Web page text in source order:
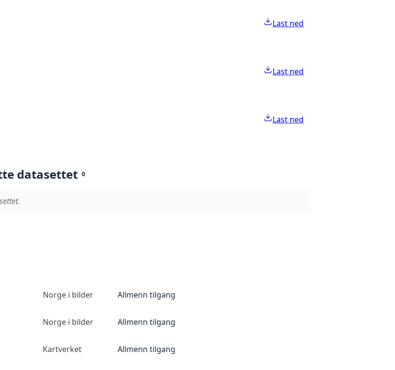
Last ned
Last ned
Last ned
datasettet 0
Norge i bilder Allmenn tilgang
Norge i bilder Allmenn tilgang
Kartverket Allmenn tilgang